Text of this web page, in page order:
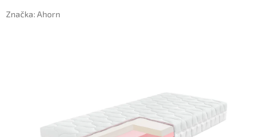
Značka:Ahorn